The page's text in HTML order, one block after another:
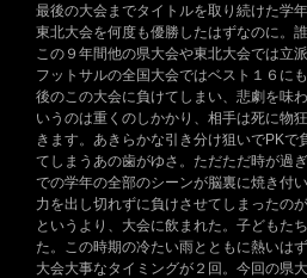
最後の大会までタイトルを取り続けた学
東北大会を何度も優勝したはずなのに。
この９年間他の県大会や東北大会では立
フットサルの全国大会ではベスト１６に
後のこの大会に負けてしまい、悲劇を味
いうのは重くのしかかり、相手は死に物
きます。あきらかな引き分け狙いでPKで
てしまうあの歯がゆさ。ただただ時が過
での学年の全部のシーンが脳裏に焼き付
力を出し切れずに負けさせてしまったの
というより、大会に飲まれた。子どもた
た。この時期の冷たい雨とともに熱いは
大会大事なタイミングが２回。今回の県